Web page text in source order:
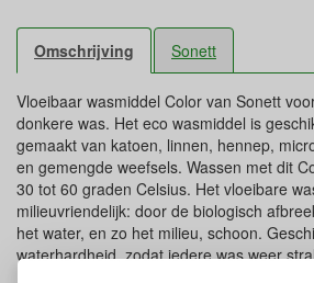
Omschrijving Sonett
Vloeibaar wasmiddel Color van Sonett
donkere was. Het eco wasmiddel is
gemaakt van katoen, linnen, hennep,
en gemengde weefsels. Wassen met dit
30 tot 60 graden Celsius. Het vloeibare
milieuvriendelijk: door de biologisch
het water, en zo het milieu, schoon.
waterhardheid, zodat iedere was weer